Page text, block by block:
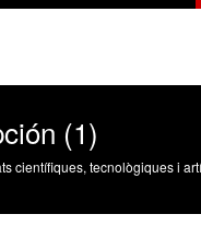
(1)
científiques, tecnològiques i